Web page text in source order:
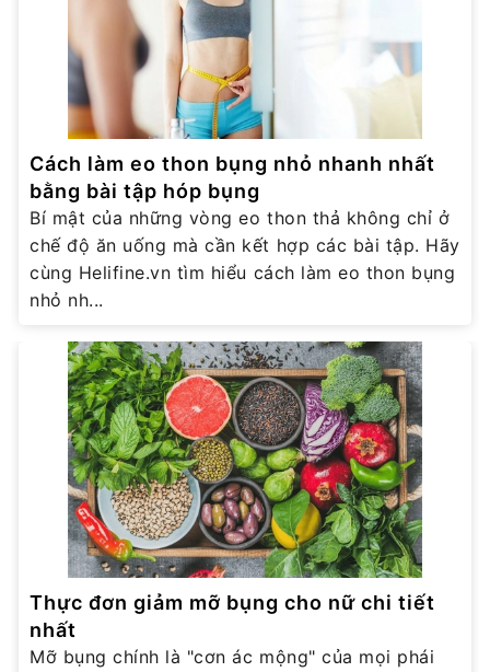
Cách làm eo thon bụng nhỏ nhanh nhất
bằng bài tập hóp bụng
Bí mật của những vòng eo thon thả không chỉ ở
chế độ ăn uống mà cần kết hợp các bài tập. Hãy
cùng Helifine.vn tìm hiểu cách làm eo thon bụng
nhỏ nh...
Thực đơn giảm mỡ bụng cho nữ chi tiết
nhất
Mỡ bụng chính là "cơn ác mộng" của mọi phái